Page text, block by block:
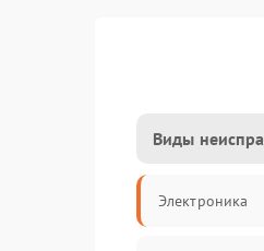
Виды
Электроника